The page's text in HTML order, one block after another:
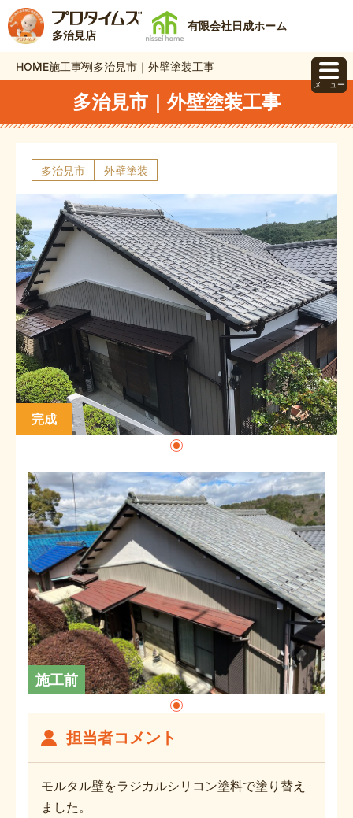
多治見店
有限会社日成ホーム
HOME施工事例多治見市｜外壁塗装工事
多治見市｜外壁塗装工事
多治見市 外壁塗装
完成
施工前
担当者コメント
モルタル壁をラジカルシリコン塗料で塗り替え
ました。
メニュー